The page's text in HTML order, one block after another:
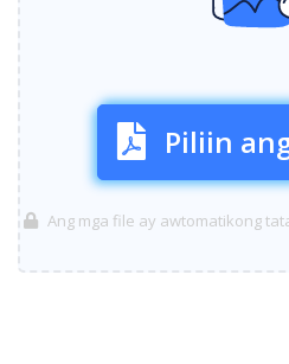
Piliin
Ang mga file ay awtomatikong